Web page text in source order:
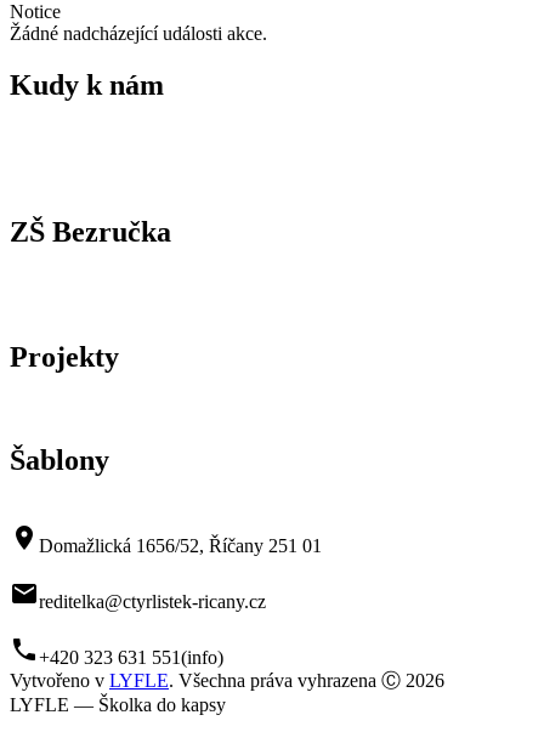
Notice
Žádné nadcházející události akce.
Kudy k nám
ZŠ Bezručka
Projekty
Šablony
room Domažlická 1656/52, Říčany 251 01
mailreditelka@ctyrlistek-ricany.cz
phone+420 323 631 551(info)
Vytvořeno v LYFLE. Všechna práva vyhrazena Ⓒ 2026
LYFLE — Školka do kapsy